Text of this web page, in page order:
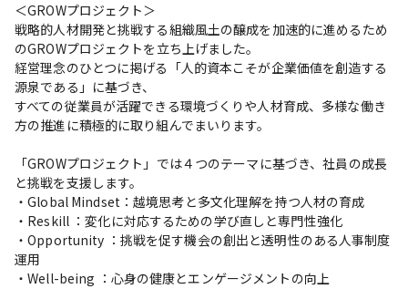
＜GROWプロジェクト＞
戦略的人材開発と挑戦する組織風土の醸成を加速的に進めるため
のGROWプロジェクトを立ち上げました。
経営理念のひとつに掲げる「人的資本こそが企業価値を創造する
源泉である」に基づき、
すべての従業員が活躍できる環境づくりや人材育成、多様な働き
方の推進に積極的に取り組んでまいります。
「GROWプロジェクト」では４つのテーマに基づき、社員の成長
と挑戦を支援します。
・Global Mindset：越境思考と多文化理解を持つ人材の育成
・Reskill ：変化に対応するための学び直しと専門性強化
・Opportunity ：挑戦を促す機会の創出と透明性のある人事制度
運用
・Well-being ：心身の健康とエンゲージメントの向上